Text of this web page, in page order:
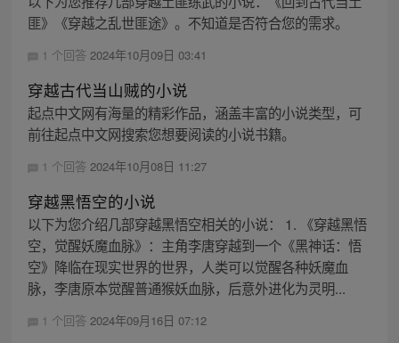
匪》《穿越之乱世匪途》。不知道是否符合您的需求。
1 个回答 2024年10月09日 03:41
穿越古代当山贼的小说
起点中文网有海量的精彩作品，涵盖丰富的小说类型，可
前往起点中文网搜索您想要阅读的小说书籍。
1 个回答 2024年10月08日 11:27
穿越黑悟空的小说
以下为您介绍几部穿越黑悟空相关的小说： 1. 《穿越黑悟
空，觉醒妖魔血脉》：主角李唐穿越到一个《黑神话：悟
空》降临在现实世界的世界，人类可以觉醒各种妖魔血
脉，李唐原本觉醒普通猴妖血脉，后意外进化为灵明...
1 个回答 2024年09月16日 07:12